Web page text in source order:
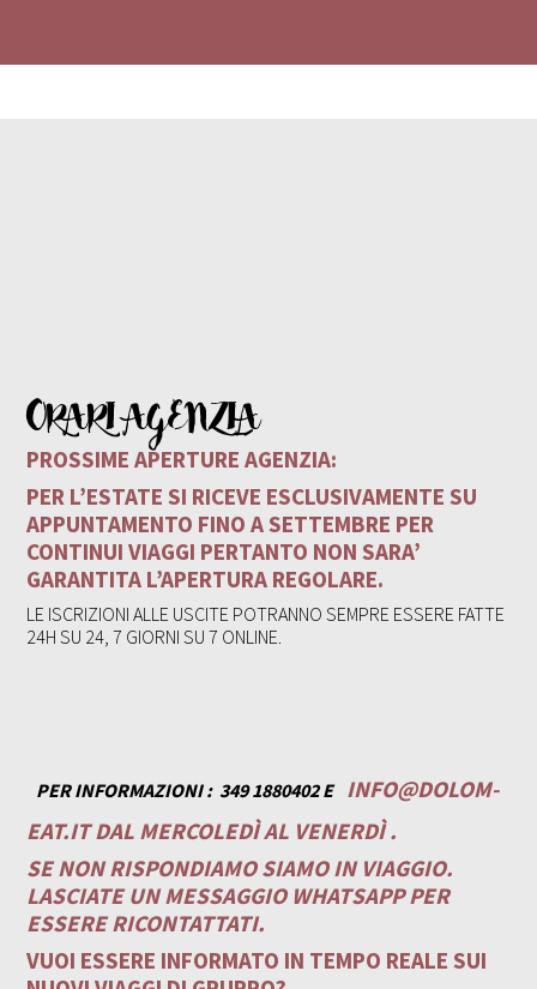
ORARI AGENZIA
PROSSIME APERTURE AGENZIA:
PER L’ESTATE SI RICEVE ESCLUSIVAMENTE SU
APPUNTAMENTO FINO A SETTEMBRE PER
CONTINUI VIAGGI PERTANTO NON SARA’
GARANTITA L’APERTURA REGOLARE.
LE ISCRIZIONI ALLE USCITE POTRANNO SEMPRE ESSERE FATTE
24H SU 24, 7 GIORNI SU 7 ONLINE.
PER INFORMAZIONI : 349 1880402 E INFO@DOLOM-
EAT.ITDAL MERCOLEDÌ AL VENERDÌ .
SE NON RISPONDIAMO SIAMO IN VIAGGIO.
LASCIATE UN MESSAGGIO WHATSAPP PER
ESSERE RICONTATTATI.
VUOI ESSERE INFORMATO IN TEMPO REALE SUI